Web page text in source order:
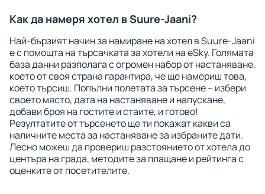
Как да намеря хотел в Suure-Jaani?
Най-бързият начин за намиране на хотел в Suure-Jaani
е с помощта на търсачката за хотели на eSky. Голямата
база данни разполага с огромен набор от настаняване,
което от своя страна гарантира, че ще намериш това,
което търсиш. Попълни полетата за търсене – избери
своето място, дата на настаняване и напускане,
добави броя на гостите и стаите, и готово!
Резултатите от търсенето ще ти покажат какви са
наличните места за настаняване за избраните дати.
Лесно можеш да провериш разстоянието от хотела до
центъра на града, методите за плащане и рейтинга с
оценките от посетителите.